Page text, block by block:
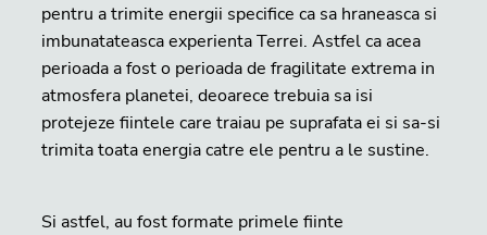
pentru a trimite energii specifice ca sa hraneasca si
imbunatateasca experienta Terrei. Astfel ca acea
perioada a fost o perioada de fragilitate extrema in
atmosfera planetei, deoarece trebuia sa isi
protejeze fiintele care traiau pe suprafata ei si sa-si
trimita toata energia catre ele pentru a le sustine.
Si astfel, au fost formate primele fiinte